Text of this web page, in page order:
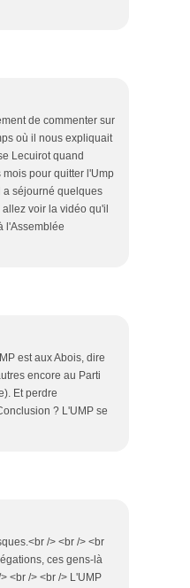
de commenter sur
où il nous expliquait
Lecuirot quand
pour quitter l'Ump
a séjourné quelques
voir la vidéo qu'il
l'Assemblée
est aux Abois, dire
encore au Parti
Et perdre
? L'UMP se
/> <br /> <br
ces gens-là
<br /> <br /> L'UMP